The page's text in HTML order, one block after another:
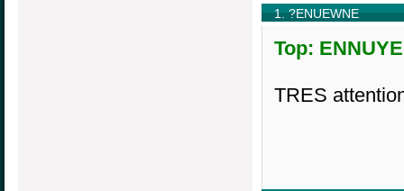
1. ?ENUEWNE
Top:
TRES